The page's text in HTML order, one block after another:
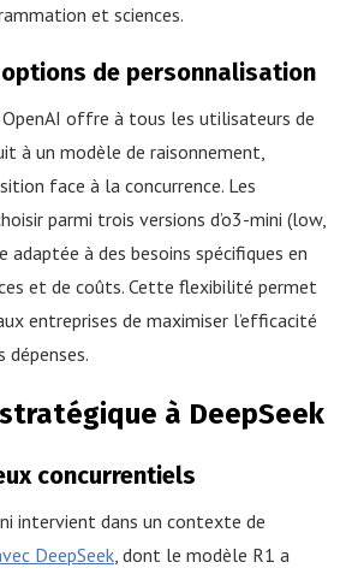
et sciences.
de personnalisation
offre à tous les utilisateurs de
à un modèle de raisonnement,
face à la concurrence. Les
parmi trois versions d’o3-mini (low,
adaptée à des besoins spécifiques en
et de coûts. Cette flexibilité permet
entreprises de maximiser l’efficacité
à DeepSeek
concurrentiels
intervient dans un contexte de
DeepSeek , dont le modèle R1 a